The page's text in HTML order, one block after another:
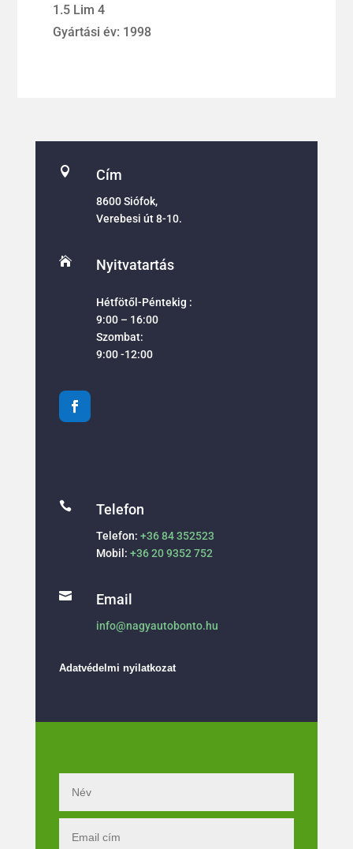
1.5 Lim 4
Gyártási év: 1998
 Cím
8600 Siófok,
Verebesi út 8-10.
 Nyitvatartás
Hétfötől-Péntekig :
9:00 – 16:00
Szombat:
9:00 -12:00
 Telefon
Telefon: +36 84 352523
Mobil: +36 20 9352 752
 Email
info@nagyautobonto.hu
Adatvédelmi nyilatkozat